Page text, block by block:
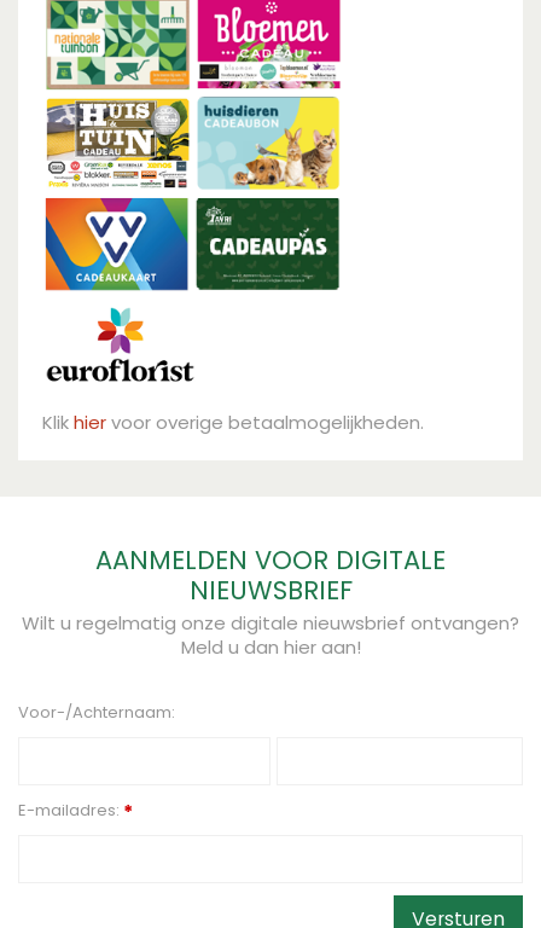
Klikhiervoor overige betaalmogelijkheden.
AANMELDEN VOOR DIGITALE
NIEUWSBRIEF
Wilt u regelmatig onze digitale nieuwsbrief ontvangen?
Meld u dan hier aan!
Voor-/Achternaam:
E-mailadres: *